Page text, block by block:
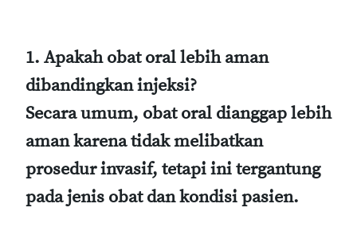
1. Apakah obat oral lebih aman
dibandingkan injeksi?
Secara umum, obat oral dianggap lebih
aman karena tidak melibatkan
prosedur invasif, tetapi ini tergantung
pada jenis obat dan kondisi pasien.